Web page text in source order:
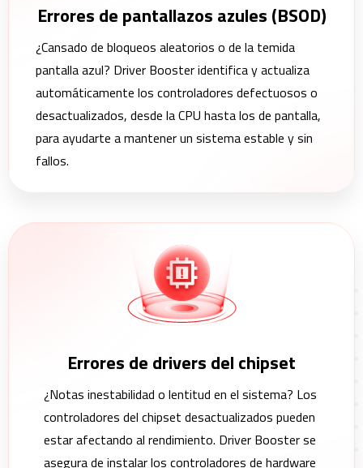
Errores de pantallazos azules (BSOD)
¿Cansado de bloqueos aleatorios o de la temida
pantalla azul? Driver Booster identifica y actualiza
automáticamente los controladores defectuosos o
desactualizados, desde la CPU hasta los de pantalla,
para ayudarte a mantener un sistema estable y sin
fallos.
Errores de drivers del chipset
¿Notas inestabilidad o lentitud en el sistema? Los
controladores del chipset desactualizados pueden
estar afectando al rendimiento. Driver Booster se
asegura de instalar los controladores de hardware